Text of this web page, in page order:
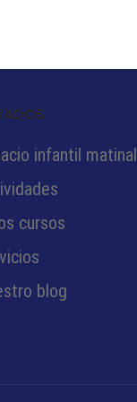
infantil matinal
cursos
blog